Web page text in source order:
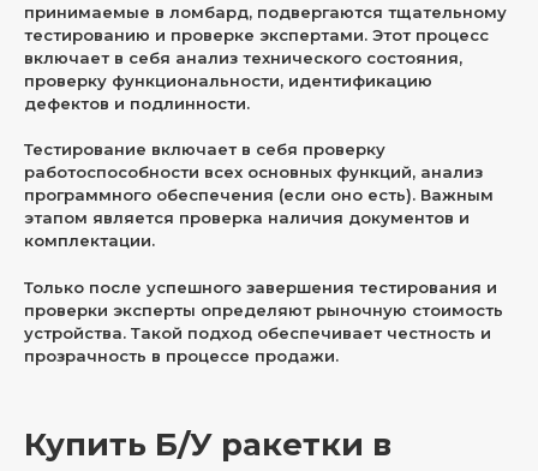
принимаемые в ломбард, подвергаются тщательному
тестированию и проверке экспертами. Этот процесс
включает в себя анализ технического состояния,
проверку функциональности, идентификацию
дефектов и подлинности.
Тестирование включает в себя проверку
работоспособности всех основных функций, анализ
программного обеспечения (если оно есть). Важным
этапом является проверка наличия документов и
комплектации.
Только после успешного завершения тестирования и
проверки эксперты определяют рыночную стоимость
устройства. Такой подход обеспечивает честность и
прозрачность в процессе продажи.
Купить Б/У ракетки в